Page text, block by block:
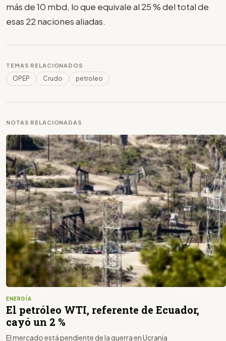
más de 10 mbd, lo que equivale al 25 % del total de
esas 22 naciones aliadas.
TEMAS RELACIONADOS
OPEP Crudo petroleo
NOTAS RELACIONADAS
ENERGÍA
El petróleo WTI, referente de Ecuador,
cayó un 2 %
El mercado está pendiente de la guerra en Ucrania